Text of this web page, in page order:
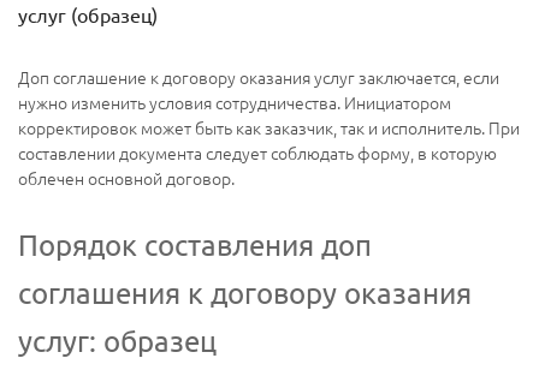
услуг (образец)
Доп соглашение к договору оказания услуг заключается, если
нужно изменить условия сотрудничества. Инициатором
корректировок может быть как заказчик, так и исполнитель. При
составлении документа следует соблюдать форму, в которую
облечен основной договор.
Порядок составления доп
соглашения к договору оказания
услуг: образец